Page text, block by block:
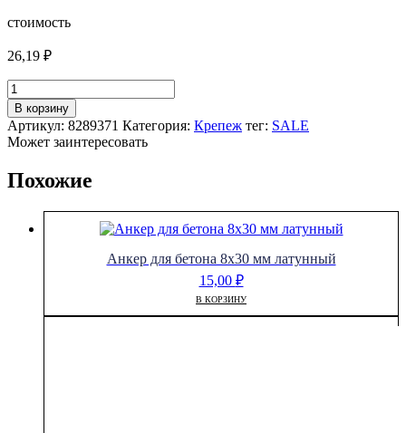
стоимость
26,19 ₽
Количество
товара
Болт
5-
38-
ОСТ
31102-
В корзину
Артикул: 8289371 Категория: Крепеж тег: SALE
Может заинтересовать
Похожие
Анкер для бетона 8х30 мм латунный
15,00 ₽
В КОРЗИНУ